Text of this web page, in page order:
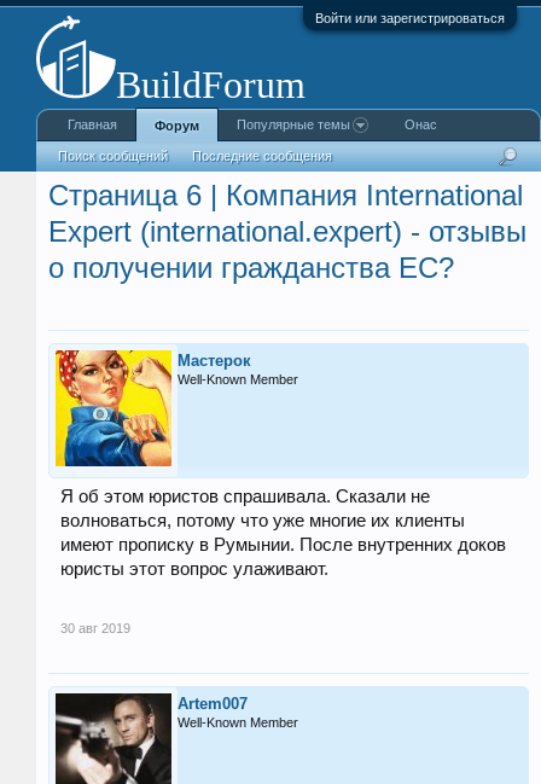
Войти или зарегистрироваться
Страница 6 | Компания International
Expert (international.expert) - отзывы
о получении гражданства ЕС?
Мастерок
Well-Known Member
Я об этом юристов спрашивала. Сказали не
волноваться, потому что уже многие их клиенты
имеют прописку в Румынии. После внутренних доков
юристы этот вопрос улаживают.
30 авг 2019
Artem007
Well-Known Member
Главная Форум
Поиск сообщений Последние сообщения
Популярные темы Онас